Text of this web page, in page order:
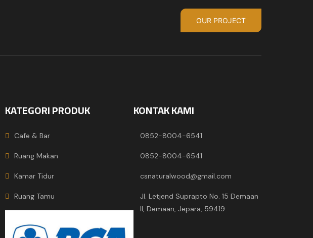
OUR PROJECT
KATEGORI PRODUK
Cafe & Bar
Ruang Makan
Kamar Tidur
Ruang Tamu
KONTAK KAMI
0852-8004-6541
0852-8004-6541
csnaturalwood@gmail.com
Jl. Letjend Suprapto No. 15 Demaan
II, Demaan, Jepara, 59419